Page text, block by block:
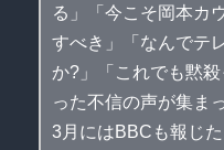
る」「今こそ岡本カ
すべき」「なんでテ
か?」「これでも黙
った不信の声が集ま
3月にはBBCも報じ